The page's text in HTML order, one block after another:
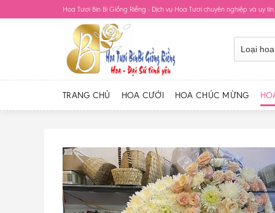
Hoa Tươi Bin Bi Giồng Riềng - Dịch vụ Hoa Tươi chuyên nghiệp và uy tín
TRANG CHỦ HOA CƯỚI HOA CHÚC MỪNG